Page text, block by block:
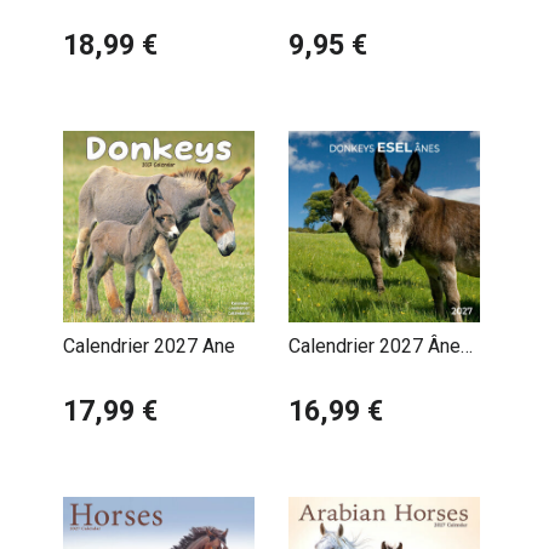
Chevaux
18,99 € 9,95 €
Calendrier 2027 Ane
17,99 €
Calendrier 2027 Âne
16,99 €